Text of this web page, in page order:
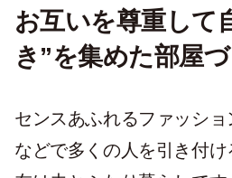
お互いを尊重して
き”を集めた部屋づ
センスあふれるファッシ
などで多くの人を引き付